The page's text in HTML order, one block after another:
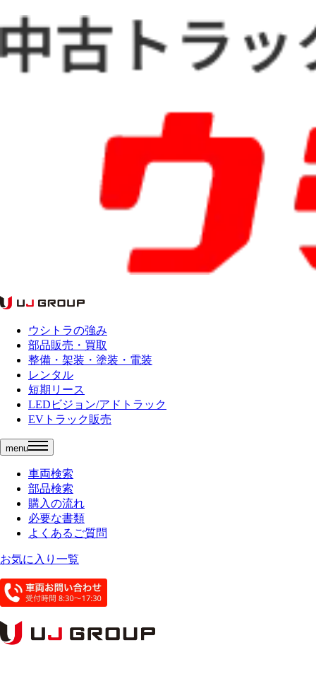
ウシトラの強み
部品販売・買取
整備・架装・塗装・電装
レンタル
短期リース
LEDビジョン/アドトラック
EVトラック販売
menu
車両検索
部品検索
購入の流れ
必要な書類
よくあるご質問
お気に入り一覧